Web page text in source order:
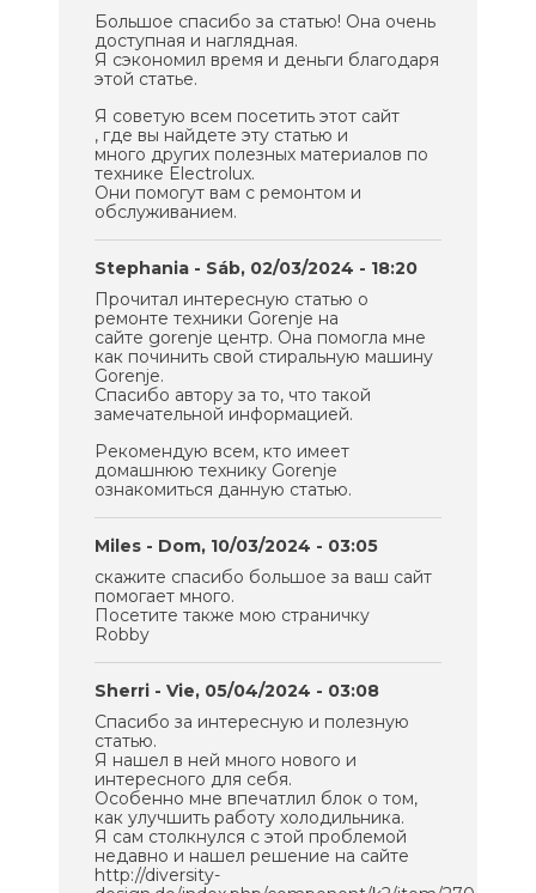
Большое спасибо за статью! Она очень
доступная и наглядная.
Я сэкономил время и деньги благодаря
этой статье.
Я советую всем посетить этот сайт
, где вы найдете эту статью и
много других полезных материалов по
технике Electrolux.
Они помогут вам с ремонтом и
обслуживанием.
Stephania - Sáb, 02/03/2024 - 18:20
Прочитал интересную статью о
ремонте техники Gorenje на
сайте gorenje центр. Она помогла мне
как починить свой стиральную машину
Gorenje.
Спасибо автору за то, что такой
замечательной информацией.
Рекомендую всем, кто имеет
домашнюю технику Gorenje
ознакомиться данную статью.
Miles - Dom, 10/03/2024 - 03:05
скажите спасибо большое за ваш сайт
помогает много.
Посетите также мою страничку
Robby
Sherri - Vie, 05/04/2024 - 03:08
Спасибо за интересную и полезную
статью.
Я нашел в ней много нового и
интересного для себя.
Особенно мне впечатлил блок о том,
как улучшить работу холодильника.
Я сам столкнулся с этой проблемой
недавно и нашел решение на сайте
http://diversity-